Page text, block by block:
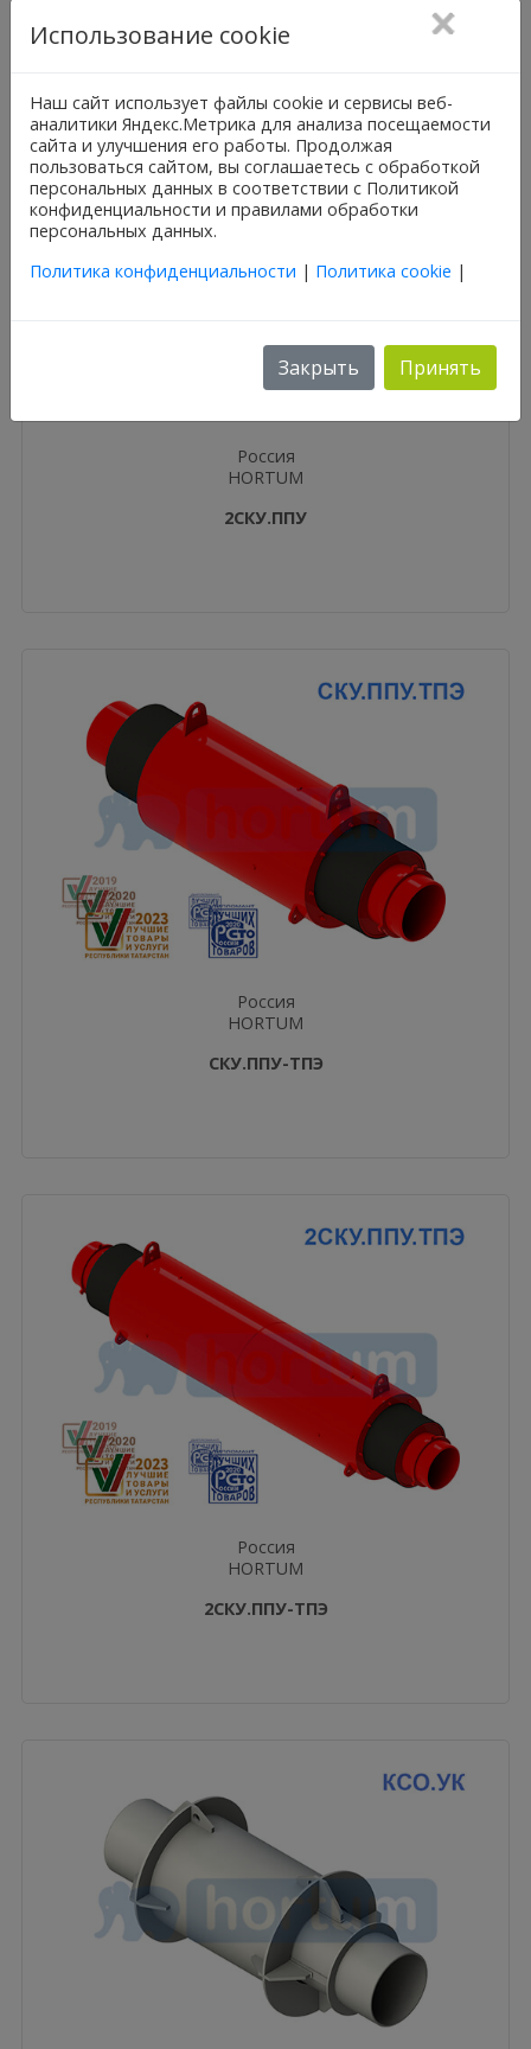
Россия
HORTUM
2СКУ.ППУ
Россия
HORTUM
СКУ.ППУ-ТПЭ
Россия
HORTUM
2СКУ.ППУ-ТПЭ
Использование cookie
Наш сайт использует файлы cookie и сервисы веб-
аналитики Яндекс.Метрика для анализа посещаемости
сайта и улучшения его работы. Продолжая
пользоваться сайтом, вы соглашаетесь с обработкой
персональных данных в соответствии с Политикой
конфиденциальности и правилами обработки
персональных данных.
Политика конфиденциальности | Политика cookie |
Закрыть Принять